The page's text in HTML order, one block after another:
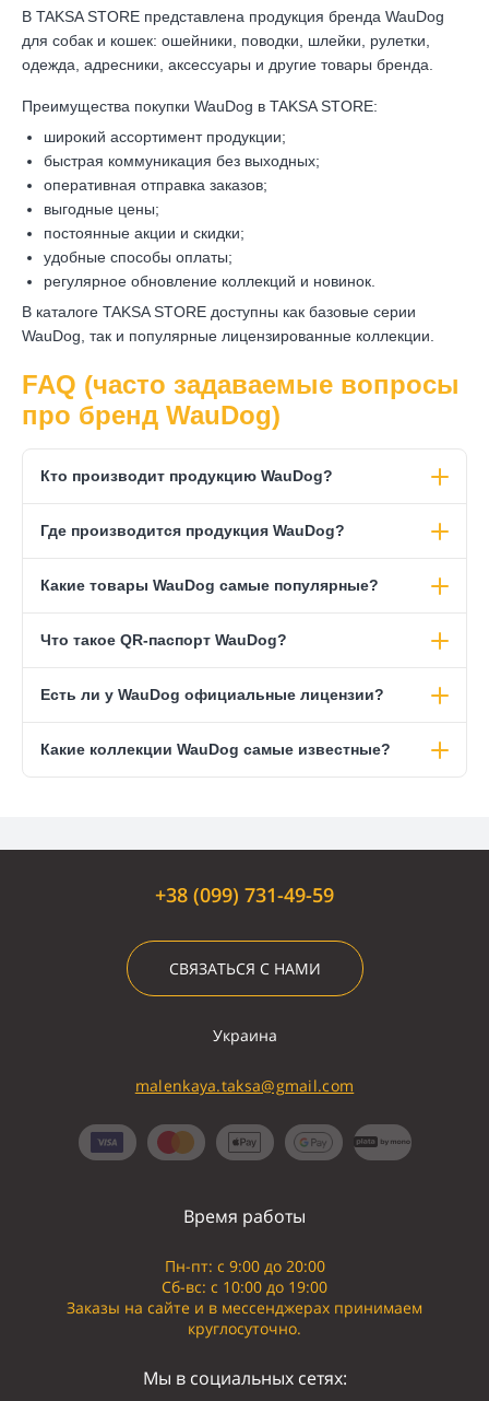
В TAKSA STORE представлена продукция бренда WauDog
для собак и кошек: ошейники, поводки, шлейки, рулетки,
одежда, адресники, аксессуары и другие товары бренда.
Преимущества покупки WauDog в TAKSA STORE:
широкий ассортимент продукции;
быстрая коммуникация без выходных;
оперативная отправка заказов;
выгодные цены;
постоянные акции и скидки;
удобные способы оплаты;
регулярное обновление коллекций и новинок.
В каталоге TAKSA STORE доступны как базовые серии
WauDog, так и популярные лицензированные коллекции.
FAQ (часто задаваемые вопросы
про бренд WauDog)
Кто производит продукцию WauDog?
Где производится продукция WauDog?
Какие товары WauDog самые популярные?
Что такое QR-паспорт WauDog?
Есть ли у WauDog официальные лицензии?
Какие коллекции WauDog самые известные?
+38 (099) 731-49-59
СВЯЗАТЬСЯ С НАМИ
Украина
malenkaya.taksa@gmail.com
Время работы
Пн-пт: с 9:00 до 20:00
Сб-вс: с 10:00 до 19:00
Заказы на сайте и в мессенджерах принимаем
круглосуточно.
Мы в социальных сетях: